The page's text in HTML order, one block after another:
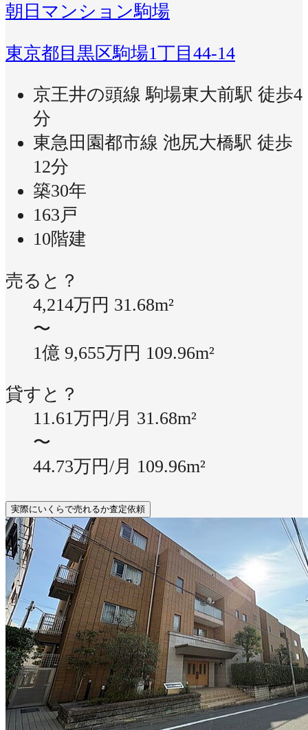
朝日マンション駒場
東京都目黒区駒場1丁目44-14
京王井の頭線 駒場東大前駅 徒歩4
分
東急田園都市線 池尻大橋駅 徒歩
12分
築30年
163戸
10階建
売ると？
4,214万円 31.68m²
〜
1億 9,655万円 109.96m²
貸すと？
11.61万円/月 31.68m²
〜
44.73万円/月 109.96m²
実際にいくらで売れるか査定依頼